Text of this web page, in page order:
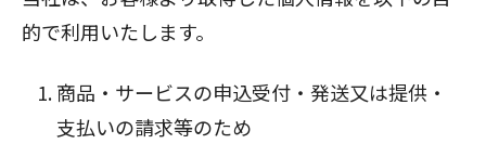
的で利用いたします。
商品・サービスの申込受付・発送又は提供・
支払いの請求等のため